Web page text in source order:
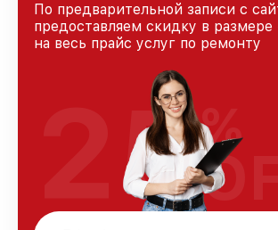
По предварительной записи с
предоставляем скидку в размере
на весь прайс услуг по ремонту
25%